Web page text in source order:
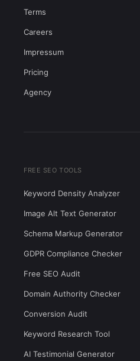
Terms
Careers
Impressum
Pricing
Agency
FREE SEO TOOLS
Keyword Density Analyzer
Image Alt Text Generator
Schema Markup Generator
GDPR Compliance Checker
Free SEO Audit
Domain Authority Checker
Conversion Audit
Keyword Research Tool
AI Testimonial Generator